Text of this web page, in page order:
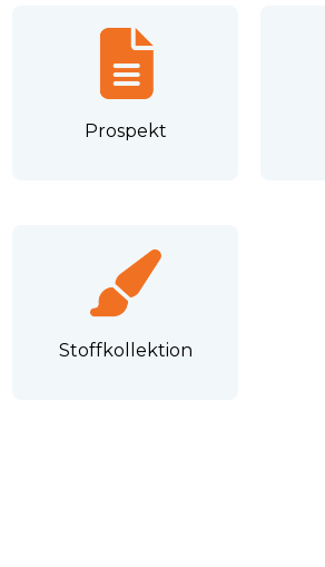
Prospekt
Stoffkollektion